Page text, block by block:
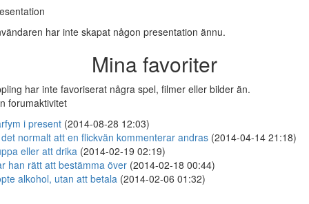
har inte skapat någon presentation ännu.
Mina favoriter
har inte favoriserat några spel, filmer eller bilder än.
forumaktivitet
i present (2014-08-28 12:03)
normalt att en flickvän kommenterar andras (2014-04-14 21:18)
eller att drika (2014-02-19 02:19)
han rätt att bestämma över (2014-02-18 00:44)
alkohol, utan att betala (2014-02-06 01:32)